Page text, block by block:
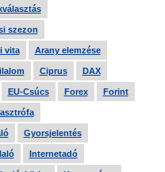
szezon
vita Arany elemzése
Ciprus DAX
EU-Csúcs Forex Forint
Gyorsjelentés
Internetadó